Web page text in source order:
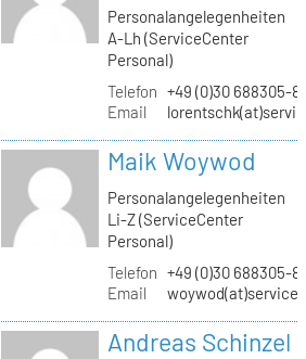
Personalangelegenheiten
A-Lh (ServiceCenter
Personal)
Telefon +49 (0)30 688305-
Email
Maik Woywod
Personalangelegenheiten
Li-Z (ServiceCenter
Personal)
Telefon +49 (0)30 688305-
Email
Andreas Schinzel